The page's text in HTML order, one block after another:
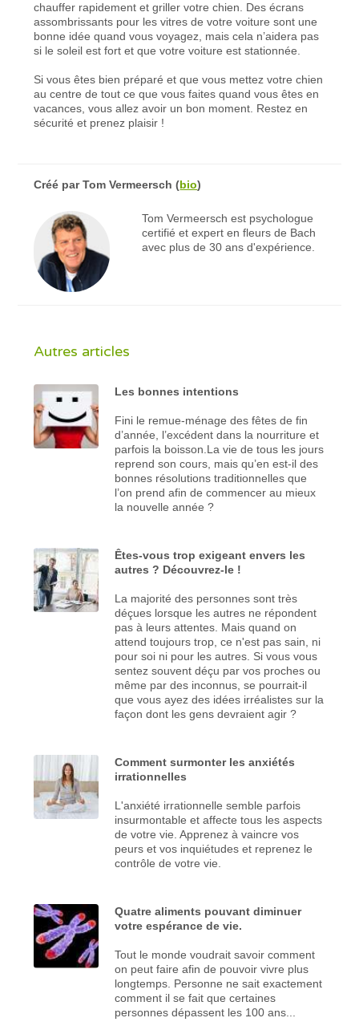
chauffer rapidement et griller votre chien. Des écrans
assombrissants pour les vitres de votre voiture sont une
bonne idée quand vous voyagez, mais cela n’aidera pas
si le soleil est fort et que votre voiture est stationnée.
Si vous êtes bien préparé et que vous mettez votre chien
au centre de tout ce que vous faites quand vous êtes en
vacances, vous allez avoir un bon moment. Restez en
sécurité et prenez plaisir !
Créé parTom Vermeersch (bio)
Tom Vermeersch est psychologue
certifié et expert en fleurs de Bach
avec plus de 30 ans d'expérience.
Autres articles
Les bonnes intentions
Fini le remue-ménage des fêtes de fin
d’année, l’excédent dans la nourriture et
parfois la boisson.La vie de tous les jours
reprend son cours, mais qu’en est-il des
bonnes résolutions traditionnelles que
l’on prend afin de commencer au mieux
la nouvelle année ?
Êtes-vous trop exigeant envers les
autres ? Découvrez-le !
La majorité des personnes sont très
déçues lorsque les autres ne répondent
pas à leurs attentes. Mais quand on
attend toujours trop, ce n'est pas sain, ni
pour soi ni pour les autres. Si vous vous
sentez souvent déçu par vos proches ou
même par des inconnus, se pourrait-il
que vous ayez des idées irréalistes sur la
façon dont les gens devraient agir ?
Comment surmonter les anxiétés
irrationnelles
L'anxiété irrationnelle semble parfois
insurmontable et affecte tous les aspects
de votre vie. Apprenez à vaincre vos
peurs et vos inquiétudes et reprenez le
contrôle de votre vie.
Quatre aliments pouvant diminuer
votre espérance de vie.
Tout le monde voudrait savoir comment
on peut faire afin de pouvoir vivre plus
longtemps. Personne ne sait exactement
comment il se fait que certaines
personnes dépassent les 100 ans...